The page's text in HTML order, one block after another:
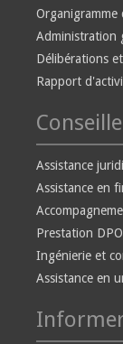
Organigramme
Administration
Délibérations
Rapport
Assistance
Assistance en
Prestation
Ingénierie et
Assistance en